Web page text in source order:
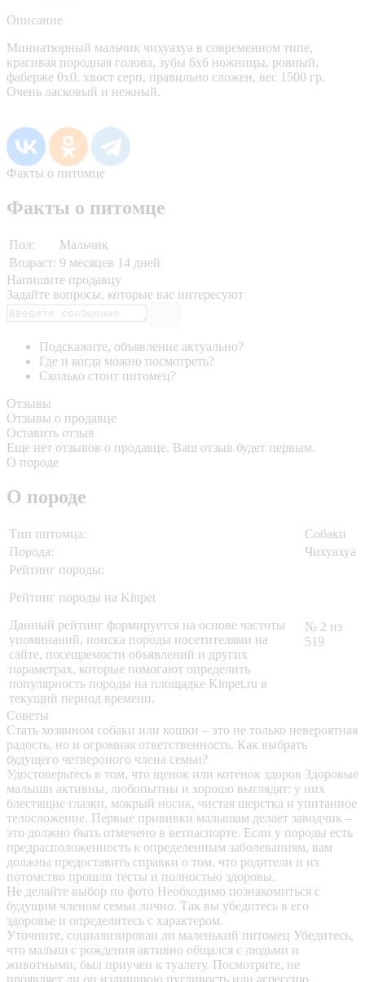
Описание
Миниатюрный мальчик чихуахуа в современном типе,
красивая породная голова, зубы 6х6 ножницы, ровный,
фаберже 0х0, хвост серп, правильно сложен, вес 1500 гр.
Очень ласковый и нежный.
Факты о питомце
Факты о питомце
Пол:
Мальчик
Возраст: 9 месяцев 14 дней
Напишите продавцу
Задайте вопросы, которые вас интересуют
Подскажите, объявление актуально?
Где и когда можно посмотреть?
Сколько стоит питомец?
Отзывы
Отзывы о продавце
Оставить отзыв
Еще нет отзывов о продавце. Ваш отзыв будет первым.
О породе
О породе
Тип питомца:
Собаки
Порода:
Чихуахуа
Рейтинг породы:
Рейтинг породы на Kinpet
Данный рейтинг формируется на основе частоты
упоминаний, поиска породы посетителями на
сайте, посещаемости объявлений и других
параметрах, которые помогают определить
популярность породы на площадке Kinpet.ru в
текущий период времени.
№ 2 из
519
Советы
Стать хозяином собаки или кошки – это не только невероятная
радость, но и огромная ответственность. Как выбрать
будущего четвероного члена семьи?
Удостоверьтесь в том, что щенок или котенок здоров Здоровые
малыши активны, любопытны и хорошо выглядят: у них
блестящие глазки, мокрый носик, чистая шерстка и упитанное
телосложение. Первые прививки малышам делает заводчик –
это должно быть отмечено в ветпаспорте. Если у породы есть
предрасположенность к определенным заболеваниям, вам
должны предоставить справки о том, что родители и их
потомство прошли тесты и полностью здоровы.
Не делайте выбор по фото Необходимо познакомиться с
будущим членом семьи лично. Так вы убедитесь в его
здоровье и определитесь с характером.
Уточните, социализирован ли маленький питомец Убедитесь,
что малыш с рождения активно общался с людьми и
животными, был приучен к туалету. Посмотрите, не